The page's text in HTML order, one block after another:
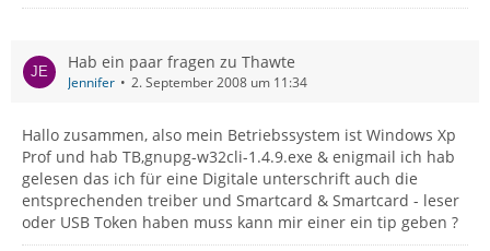
Hab ein paar fragen zu Thawte
Jennifer 2. September 2008 um 11:34
Hallo zusammen, also mein Betriebssystem ist Windows Xp
Prof und hab TB,gnupg-w32cli-1.4.9.exe & enigmail ich hab
gelesen das ich für eine Digitale unterschrift auch die
entsprechenden treiber und Smartcard & Smartcard - leser
oder USB Token haben muss kann mir einer ein tip geben ?